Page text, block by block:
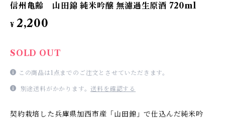
信州亀齢 山田錦 純米吟醸 無濾過生原酒 720ml
¥ 2,200
SOLD OUT
この商品は1点までのご注文とさせていただきます。
別途送料がかかります。送料を確認する
契約栽培した兵庫県加西市産「山田錦」で仕込んだ純米吟